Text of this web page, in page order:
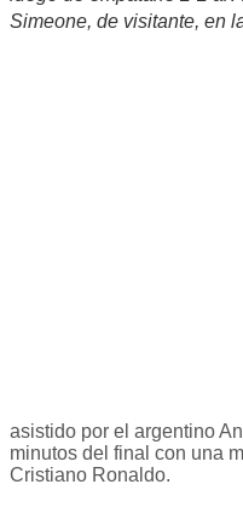
Simeone, de visitante, en
asistido por el argentino
minutos del final con una
Cristiano Ronaldo.